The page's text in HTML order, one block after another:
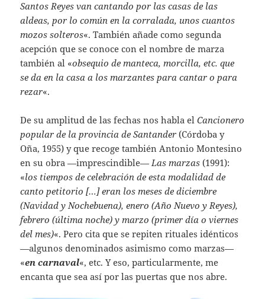
Santos Reyes van cantando por las casas de las
aldeas, por lo común en la corralada, unos cuantos
mozos solteros«. También añade como segunda
acepción que se conoce con el nombre de marza
también al «obsequio de manteca, morcilla, etc. que
se da en la casa a los marzantes para cantar o para
rezar«.
De su amplitud de las fechas nos habla elCancionero
popular de la provincia de Santander (Córdoba y
Oña, 1955) y que recoge también Antonio Montesino
en su obra —imprescindible—Las marzas (1991):
«los tiempos de celebración de esta modalidad de
canto petitorio […] eran los meses de diciembre
(Navidad y Nochebuena), enero (Año Nuevo y Reyes),
febrero (última noche) y marzo (primer día o viernes
del mes)«. Pero cita que se repiten rituales idénticos
—algunos denominados asimismo como marzas—
«en carnaval«, etc. Y eso, particularmente, me
encanta que sea así por las puertas que nos abre.